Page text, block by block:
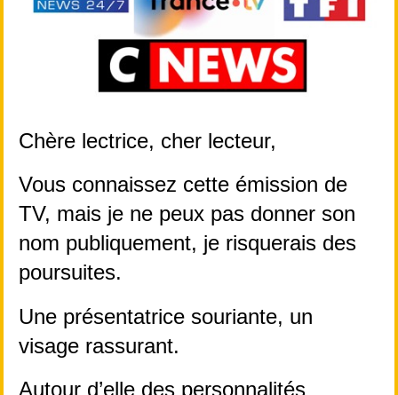
Chère lectrice, cher lecteur,
Vous connaissez cette émission de
TV, mais je ne peux pas donner son
nom publiquement, je risquerais des
poursuites.
Une présentatrice souriante, un
visage rassurant.
Autour d’elle des personnalités